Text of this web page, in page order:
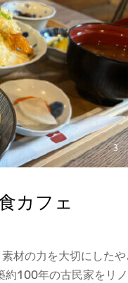
カフェ
材の力を大切にした
100年の古民家をリ